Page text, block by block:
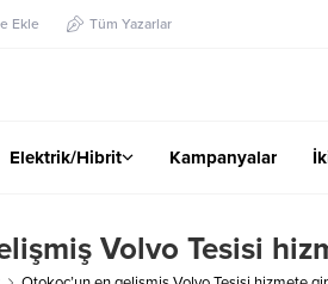
Ekle Tüm Yazarlar
Elektrik/Hibrit Kampanyalar
Volvo Tesisi